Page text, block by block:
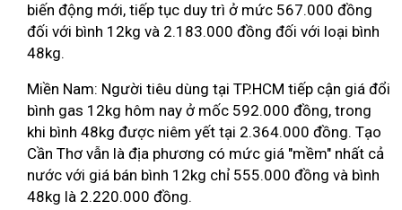
biến động mới, tiếp tục duy trì ở mức 567.000 đồng
đối với bình 12kg và 2.183.000 đồng đối với loại bình
48kg.
Miền Nam: Người tiêu dùng tại TP.HCM tiếp cận giá đổi
bình gas 12kg hôm nay ở mốc 592.000 đồng, trong
khi bình 48kg được niêm yết tại 2.364.000 đồng. Tạo
Cần Thơ vẫn là địa phương có mức giá "mềm" nhất cả
nước với giá bán bình 12kg chỉ 555.000 đồng và bình
48kg là 2.220.000 đồng.